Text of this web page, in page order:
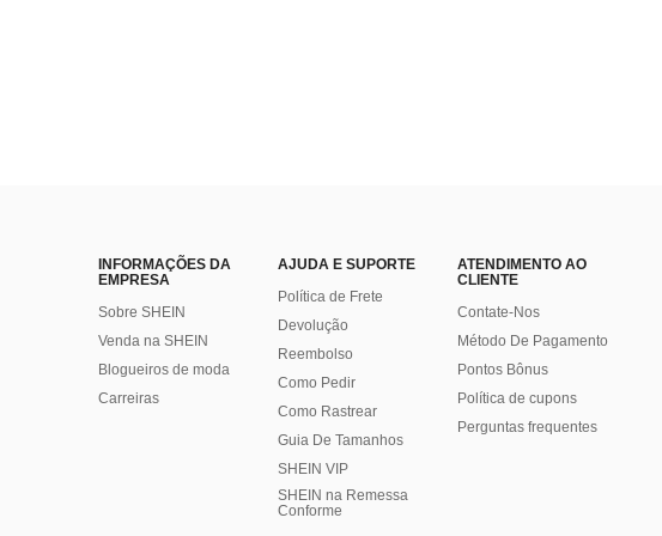
INFORMAÇÕES DA
EMPRESA
Sobre SHEIN
Venda na SHEIN
Blogueiros de moda
Carreiras
AJUDA E SUPORTE
Política de Frete
Devolução
Reembolso
Como Pedir
Como Rastrear
Guia De Tamanhos
SHEIN VIP
SHEIN na Remessa
Conforme
ATENDIMENTO AO
CLIENTE
Contate-Nos
Método De Pagamento
Pontos Bônus
Política de cupons
Perguntas frequentes